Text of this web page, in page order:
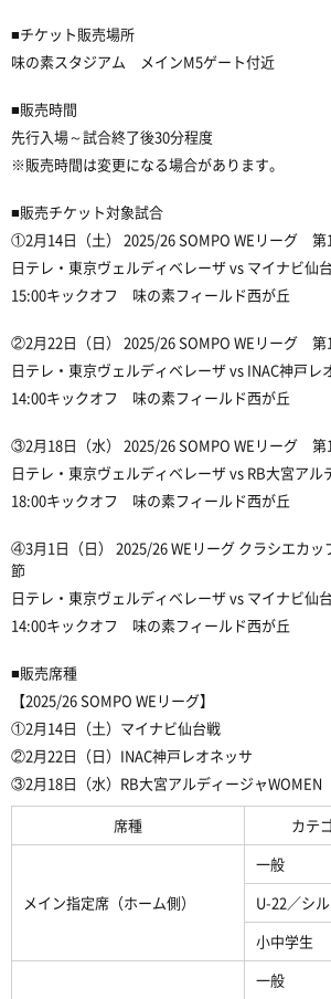
■チケット販売場所
味の素スタジアム メインM5ゲート付近
■販売時間
先行入場～試合終了後30分程度
※販売時間は変更になる場合があります。
■販売チケット対象試合
①2月14日（土） 2025/26 SOMPO WEリーグ 第
日テレ・東京ヴェルディベレーザ vs マイナビ仙
15:00キックオフ 味の素フィールド西が丘
②2月22日（日） 2025/26 SOMPO WEリーグ 第
日テレ・東京ヴェルディベレーザ vs INAC神戸レ
14:00キックオフ 味の素フィールド西が丘
③2月18日（水） 2025/26 SOMPO WEリーグ 第
日テレ・東京ヴェルディベレーザ vs RB大宮アル
18:00キックオフ 味の素フィールド西が丘
④3月1日（日） 2025/26 WEリーグ クラシエカッ
節
日テレ・東京ヴェルディベレーザ vs マイナビ仙
14:00キックオフ 味の素フィールド西が丘
■販売席種
【2025/26 SOMPO WEリーグ】
①2月14日（土）マイナビ仙台戦
②2月22日（日）INAC神戸レオネッサ
③2月18日（水）RB大宮アルディージャWOMEN
席種
カテ
メイン指定席（ホーム側）
一般
U-22／シ
小中学生
一般